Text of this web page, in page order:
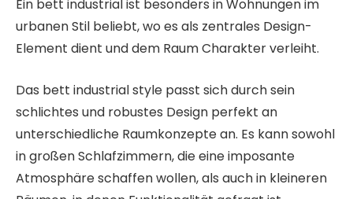
Ein bett industrial ist besonders in Wohnungen im
urbanen Stil beliebt, wo es als zentrales Design-
Element dient und dem Raum Charakter verleiht.
Das bett industrial style passt sich durch sein
schlichtes und robustes Design perfekt an
unterschiedliche Raumkonzepte an. Es kann sowohl
in großen Schlafzimmern, die eine imposante
Atmosphäre schaffen wollen, als auch in kleineren